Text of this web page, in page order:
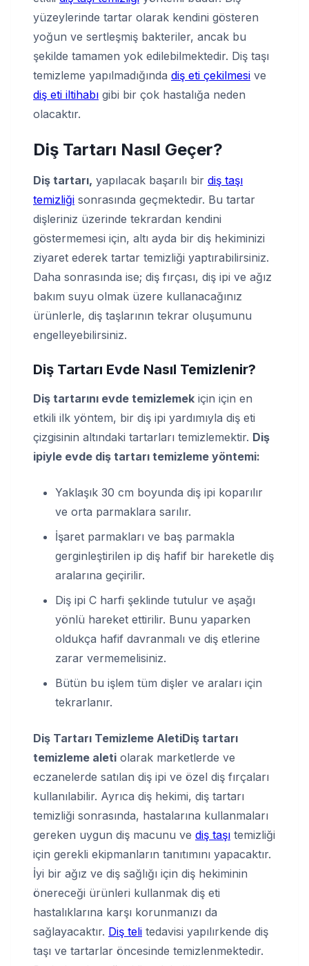
yüzeylerinde tartar olarak kendini gösteren
yoğun ve sertleşmiş bakteriler, ancak bu
şekilde tamamen yok edilebilmektedir. Diş taşı
temizleme yapılmadığında diş eti çekilmesi ve
diş eti iltihabı gibi bir çok hastalığa neden
olacaktır.
Diş Tartarı Nasıl Geçer?
Diş tartarı, yapılacak başarılı bir diş taşı
temizliği sonrasında geçmektedir. Bu tartar
dişleriniz üzerinde tekrardan kendini
göstermemesi için, altı ayda bir diş hekiminizi
ziyaret ederek tartar temizliği yaptırabilirsiniz.
Daha sonrasında ise; diş fırçası, diş ipi ve ağız
bakım suyu olmak üzere kullanacağınız
ürünlerle, diş taşlarının tekrar oluşumunu
engelleyebilirsiniz.
Diş Tartarı Evde Nasıl Temizlenir?
Diş tartarını evde temizlemek için için en
etkili ilk yöntem, bir diş ipi yardımıyla diş eti
çizgisinin altındaki tartarları temizlemektir. Diş
ipiyle evde diş tartarı temizleme yöntemi:
Yaklaşık 30 cm boyunda diş ipi koparılır
ve orta parmaklara sarılır.
İşaret parmakları ve baş parmakla
gerginleştirilen ip diş hafif bir hareketle diş
aralarına geçirilir.
Diş ipi C harfi şeklinde tutulur ve aşağı
yönlü hareket ettirilir. Bunu yaparken
oldukça hafif davranmalı ve diş etlerine
zarar vermemelisiniz.
Bütün bu işlem tüm dişler ve araları için
tekrarlanır.
Diş Tartarı Temizleme AletiDiş tartarı
temizleme aleti olarak marketlerde ve
eczanelerde satılan diş ipi ve özel diş fırçaları
kullanılabilir. Ayrıca diş hekimi, diş tartarı
temizliği sonrasında, hastalarına kullanmaları
gereken uygun diş macunu ve diş taşı temizliği
için gerekli ekipmanların tanıtımını yapacaktır.
İyi bir ağız ve diş sağlığı için diş hekiminin
önereceği ürünleri kullanmak diş eti
hastalıklarına karşı korunmanızı da
sağlayacaktır. Diş teli tedavisi yapılırkende diş
taşı ve tartarlar öncesinde temizlenmektedir.